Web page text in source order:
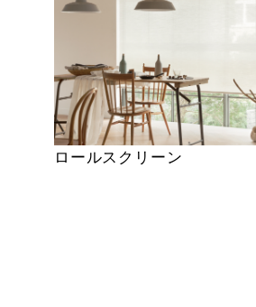
ロールスクリーン